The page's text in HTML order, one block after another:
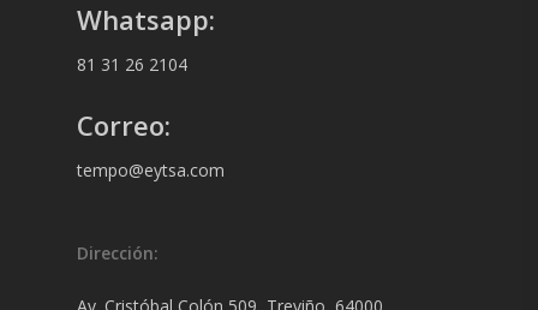
Whatsapp:
81 31 26 2104
Correo:
tempo@eytsa.com
Dirección: